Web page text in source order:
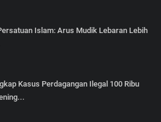
Islam: Arus Mudik Lebaran Lebih
Kasus Perdagangan Ilegal 100 Ribu